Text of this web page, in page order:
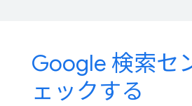
Google 検索セ
ェックする